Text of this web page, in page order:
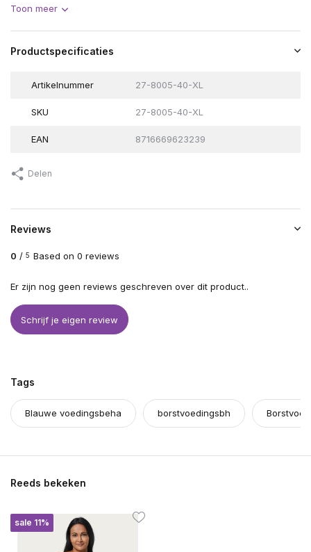
Toon meer
Productspecificaties
Artikelnummer 27-8005-40-XL
SKU 27-8005-40-XL
EAN 8716669623239
Delen
Reviews
0 / 5 Based on 0 reviews
Er zijn nog geen reviews geschreven over dit product..
Schrijf je eigen review
Tags
Blauwe voedingsbeha borstvoedingsbh
Reeds bekeken
sale 11%